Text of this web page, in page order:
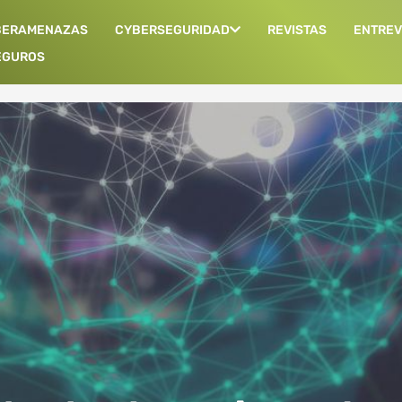
CYBERSEGURIDAD REVISTAS